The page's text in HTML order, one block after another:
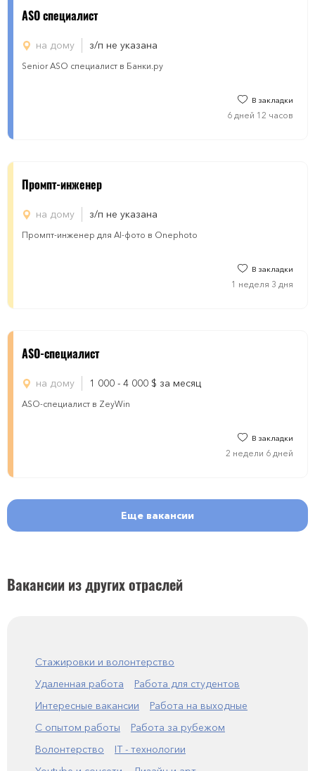
ASO специалист
на дому з/п не указана
Senior ASO специалист в Банки.ру
В закладки
6 дней 12 часов
Промпт-инженер
на дому з/п не указана
Промпт-инженер для AI-фото в Onephoto
В закладки
1 неделя 3 дня
ASO-специалист
на дому 1 000 - 4 000 $ за месяц
ASO-специалист в ZeyWin
В закладки
2 недели 6 дней
Еще вакансии
Вакансии из других отраслей
Стажировки и волонтерство
Удаленная работа
Работа для студентов
Интересные вакансии
Работа на выходные
С опытом работы
Работа за рубежом
Волонтерство
IT - технологии